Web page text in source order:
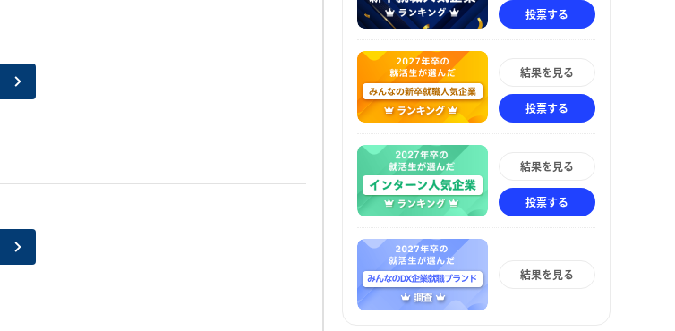
投票する
結果を見る
投票する
結果を見る
投票する
結果を見る